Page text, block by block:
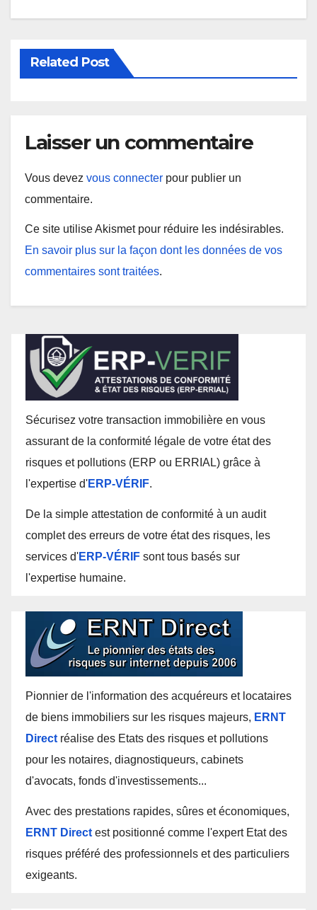
Related Post
Laisser un commentaire
Vous devez vous connecter pour publier un
commentaire.
Ce site utilise Akismet pour réduire les indésirables.
En savoir plus sur la façon dont les données de vos
commentaires sont traitées.
Sécurisez votre transaction immobilière en vous
assurant de la conformité légale de votre état des
risques et pollutions (ERP ou ERRIAL) grâce à
l'expertise d'ERP-VÉRIF.
De la simple attestation de conformité à un audit
complet des erreurs de votre état des risques, les
services d'ERP-VÉRIF sont tous basés sur
l'expertise humaine.
Pionnier de l'information des acquéreurs et locataires
de biens immobiliers sur les risques majeurs, ERNT
Direct réalise des Etats des risques et pollutions
pour les notaires, diagnostiqueurs, cabinets
d'avocats, fonds d'investissements...
Avec des prestations rapides, sûres et économiques,
ERNT Direct est positionné comme l'expert Etat des
risques préféré des professionnels et des particuliers
exigeants.